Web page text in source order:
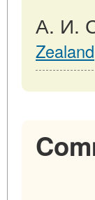
А. И.
Zealand